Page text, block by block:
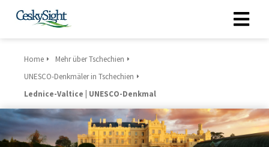
Home
Mehr über Tschechien
UNESCO-Denkmäler in Tschechien
Lednice-Valtice | UNESCO-Denkmal